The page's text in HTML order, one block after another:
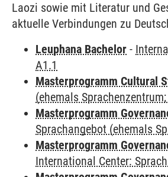
Laozi sowie mit Literatur und
aktuelle Verbindungen zu
Leuphana Bachelor -
A1.1
Masterprogramm Cultural
(ehemals
Masterprogramm
Sprachangebot (ehemals
Masterprogramm
International Center: